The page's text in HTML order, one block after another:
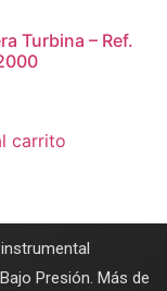
Turbina – Ref.
carrito
Presión. Más de